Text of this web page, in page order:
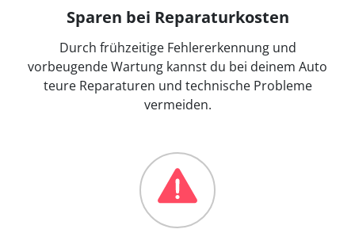
Sparen bei Reparaturkosten
Durch frühzeitige Fehlererkennung und
vorbeugende Wartung kannst du bei deinem Auto
teure Reparaturen und technische Probleme
vermeiden.